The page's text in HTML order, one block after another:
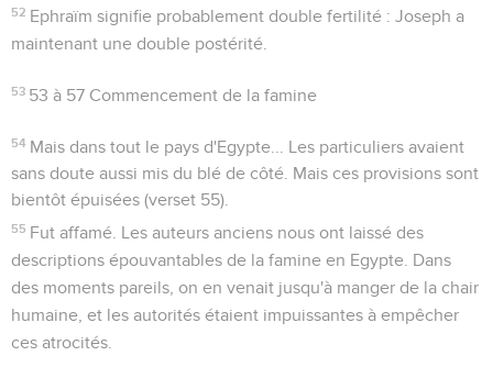
52 Ephraïm signifie probablement double fertilité : Joseph a
maintenant une double postérité.
53 53 à 57 Commencement de la famine
54 Mais dans tout le pays d'Egypte...
Les particuliers avaient
sans doute aussi mis du blé de côté. Mais ces provisions sont
bientôt épuisées (verset 55).
55 Fut affamé . Les auteurs anciens nous ont laissé des
descriptions épouvantables de la famine en Egypte. Dans
des moments pareils, on en venait jusqu'à manger de la chair
humaine, et les autorités étaient impuissantes à empêcher
ces atrocités.